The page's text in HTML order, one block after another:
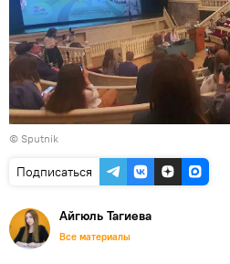
© Sputnik
Подписаться
Айгюль Тагиева
Все материалы